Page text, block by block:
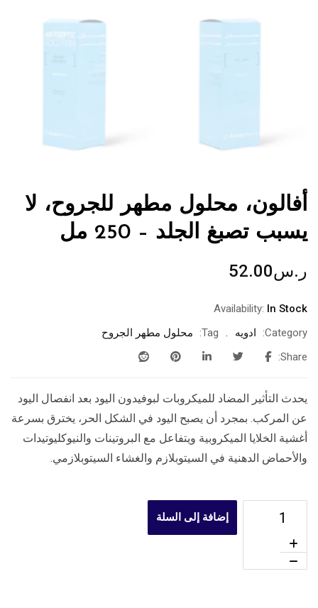
أفالون، محلول مطهر للجروح، لا
يسبب تصبغ الجلد – 250 مل
ر.س52.00
Availability: In Stock
Category:
ادويه Tag:
محلول مطهر الجروح
Share:
يحدث التأثير المضاد للميكروبات لبوفيدون اليود بعد انفصال اليود
عن المركب. بمجرد أن يصبح اليود في الشكل الحر، يخترق بسرعة
أغشية الخلايا الميكروبية ويتفاعل مع البروتينات والنيوكليوتيدات
والأحماض الدهنية في السيتوبلازم والغشاء السيتوبلازمي.
إضافة إلى السلة